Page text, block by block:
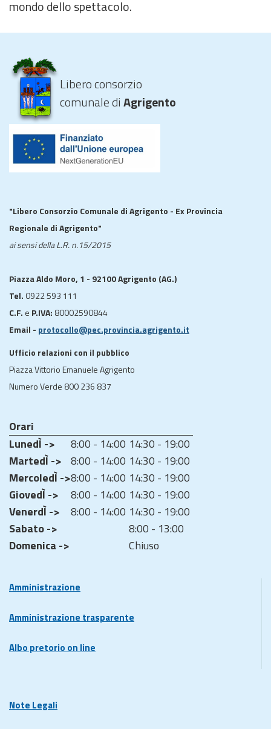
mondo dello spettacolo.
Libero consorzio
comunale diAgrigento
"Libero Consorzio Comunale di Agrigento - Ex Provincia
Regionale di Agrigento"
ai sensi della L.R. n.15/2015
Piazza Aldo Moro, 1 - 92100 Agrigento (AG.)
Tel. 0922 593 111
C.F. e P.IVA: 80002590844
Email - protocollo@pec.provincia.agrigento.it
Ufficio relazioni con il pubblico
Piazza Vittorio Emanuele Agrigento
Numero Verde 800 236 837
Orari
LunedÌ ->
8:00 - 14:00 14:30 - 19:00
MartedÌ -> 8:00 - 14:00 14:30 - 19:00
MercoledÌ ->8:00 - 14:00 14:30 - 19:00
GiovedÌ ->
8:00 - 14:00 14:30 - 19:00
VenerdÌ ->
8:00 - 14:00 14:30 - 19:00
Sabato ->
8:00 - 13:00
Domenica ->
Chiuso
Amministrazione
Amministrazione trasparente
Albo pretorio on line
Note Legali